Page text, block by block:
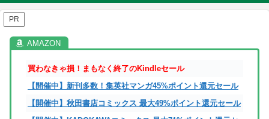
PR
買わなきゃ損！まもなく終了のKindleセール
【開催中】新刊多数！集英社マンガ45%ポイント還元セール
【開催中】秋田書店コミックス 最大49%ポイント還元セール